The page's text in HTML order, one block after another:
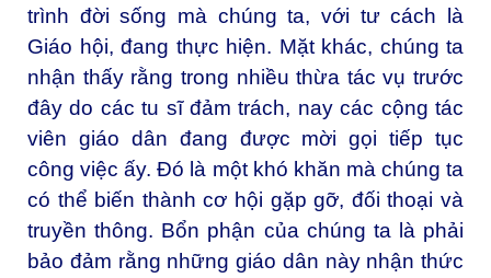
trình đời sống mà chúng ta, với tư cách là
Giáo hội, đang thực hiện. Mặt khác, chúng ta
nhận thấy rằng trong nhiều thừa tác vụ trước
đây do các tu sĩ đảm trách, nay các cộng tác
viên giáo dân đang được mời gọi tiếp tục
công việc ấy. Đó là một khó khăn mà chúng ta
có thể biến thành cơ hội gặp gỡ, đối thoại và
truyền thông. Bổn phận của chúng ta là phải
bảo đảm rằng những giáo dân này nhận thức